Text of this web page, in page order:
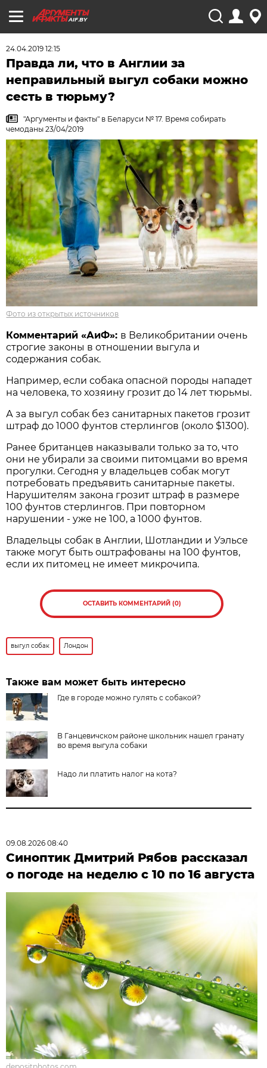
AIF.BY
24.04.2019 12:15
Правда ли, что в Англии за
неправильный выгул собаки можно
сесть в тюрьму?
"Аргументы и факты" в Беларуси № 17. Время собирать
чемоданы 23/04/2019
Фото из открытых источников
Комментарий «АиФ»: в Великобритании очень
строгие законы в отношении выгула и
содержания собак.
Например, если собака опасной породы нападет
на человека, то хозяину грозит до 14 лет тюрьмы.
А за выгул собак без санитарных пакетов грозит
штраф до 1000 фунтов стерлингов (около $1300).
Ранее британцев наказывали только за то, что
они не убирали за своими питомцами во время
прогулки. Сегодня у владельцев собак могут
потребовать предъявить санитарные пакеты.
Нарушителям закона грозит штраф в размере
100 фунтов стерлингов. При повторном
нарушении - уже не 100, а 1000 фунтов.
Владельцы собак в Англии, Шотландии и Уэльсе
также могут быть оштрафованы на 100 фунтов,
если их питомец не имеет микрочипа.
ОСТАВИТЬ КОММЕНТАРИЙ (0)
выгул собак Лондон
Также вам может быть интересно
Где в городе можно гулять с собакой?
В Ганцевичском районе школьник нашел гранату
во время выгула собаки
Надо ли платить налог на кота?
09.08.2026 08:40
Синоптик Дмитрий Рябов рассказал
о погоде на неделю с 10 по 16 августа